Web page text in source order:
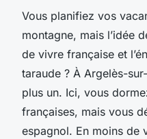
Vous planifiez vos
montagne, mais l’idée
de vivre française et
taraude ? À Argelès-
plus un. Ici, vous
françaises, mais vous
espagnol. En moins de